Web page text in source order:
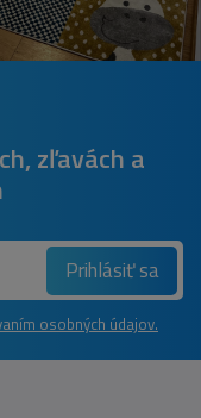
zľavách a
Prihlásiť sa
osobných údajov.